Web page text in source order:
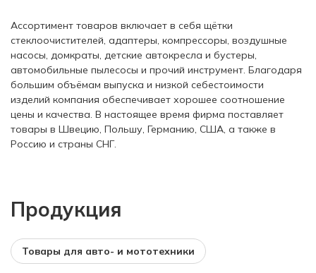
Ассортимент товаров включает в себя щётки
стеклоочистителей, адаптеры, компрессоры, воздушные
насосы, домкраты, детские автокресла и бустеры,
автомобильные пылесосы и прочий инструмент. Благодаря
большим объёмам выпуска и низкой себестоимости
изделий компания обеспечивает хорошее соотношение
цены и качества. В настоящее время фирма поставляет
товары в Швецию, Польшу, Германию, США, а также в
Россию и страны СНГ.
Продукция
Товары для авто- и мототехники